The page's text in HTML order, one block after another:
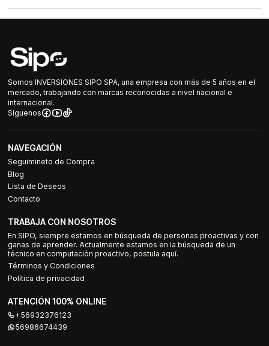
Somos INVERSIONES SIPO SPA, una empresa con más de 5 años en el
mercado, trabajando con marcas reconocidas a nivel nacional e
internacional.
Síguenos
NAVEGACIÓN
Seguimineto de Compra
Blog
Lista de Deseos
Contacto
TRABAJA CON NOSOTROS
En SIPO, siempre estamos en búsqueda de personas proactivas y con
ganas de aprender. Actualmente estamos en la búsqueda de un
técnico en computación proactivo, postula aquí.
Términos y Condiciones
Política de privacidad
ATENCIÓN 100% ONLINE
+56932376123
56986674439